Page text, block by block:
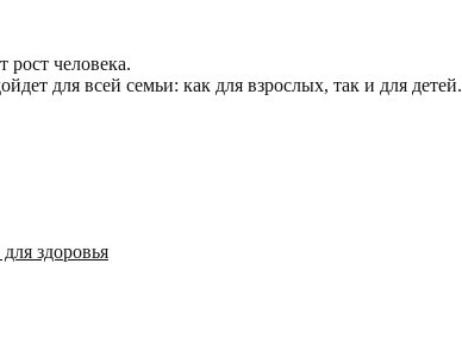
рост человека.
для всей семьи: как для взрослых, так и для детей.
здоровья